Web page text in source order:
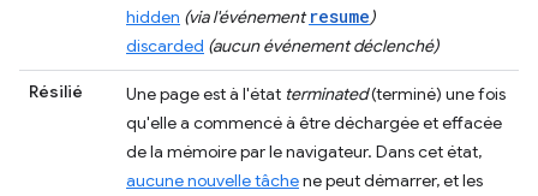
hidden (via l'événementresume)
discarded (aucun événement déclenché)
Résilié Une page est à l'état terminated(terminé) une fois
qu'elle a commencé à être déchargée et effacée
de la mémoire par le navigateur. Dans cet état,
aucune nouvelle tâchene peut démarrer, et les